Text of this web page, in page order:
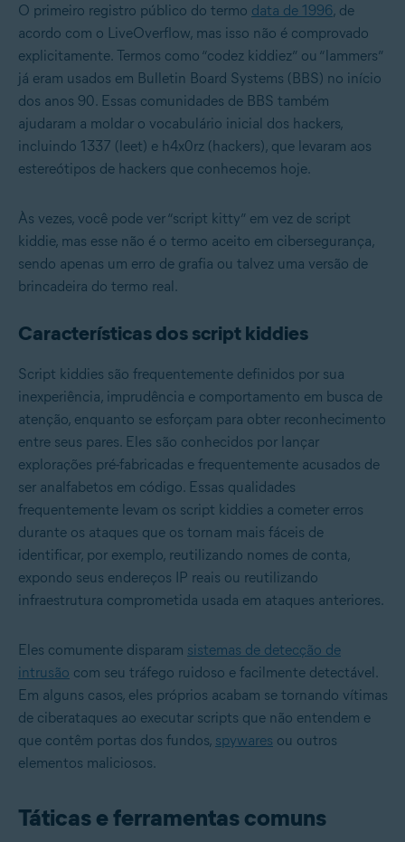
O primeiro registro público do termo data de 1996, de
acordo com o LiveOverflow, mas isso não é comprovado
explicitamente. Termos como “codez kiddiez” ou “lammers”
já eram usados em Bulletin Board Systems (BBS) no início
dos anos 90. Essas comunidades de BBS também
ajudaram a moldar o vocabulário inicial dos hackers,
incluindo 1337 (leet) e h4x0rz (hackers), que levaram aos
estereótipos de hackers que conhecemos hoje.
Às vezes, você pode ver “script kitty” em vez de script
kiddie, mas esse não é o termo aceito em cibersegurança,
sendo apenas um erro de grafia ou talvez uma versão de
brincadeira do termo real.
Características dos script kiddies
Script kiddies são frequentemente definidos por sua
inexperiência, imprudência e comportamento em busca de
atenção, enquanto se esforçam para obter reconhecimento
entre seus pares. Eles são conhecidos por lançar
explorações pré-fabricadas e frequentemente acusados de
ser analfabetos em código. Essas qualidades
frequentemente levam os script kiddies a cometer erros
durante os ataques que os tornam mais fáceis de
identificar, por exemplo, reutilizando nomes de conta,
expondo seus endereços IP reais ou reutilizando
infraestrutura comprometida usada em ataques anteriores.
Eles comumente disparam sistemas de detecção de
intrusão com seu tráfego ruidoso e facilmente detectável.
Em alguns casos, eles próprios acabam se tornando vítimas
de ciberataques ao executar scripts que não entendem e
que contêm portas dos fundos, spywares ou outros
elementos maliciosos.
Táticas e ferramentas comuns